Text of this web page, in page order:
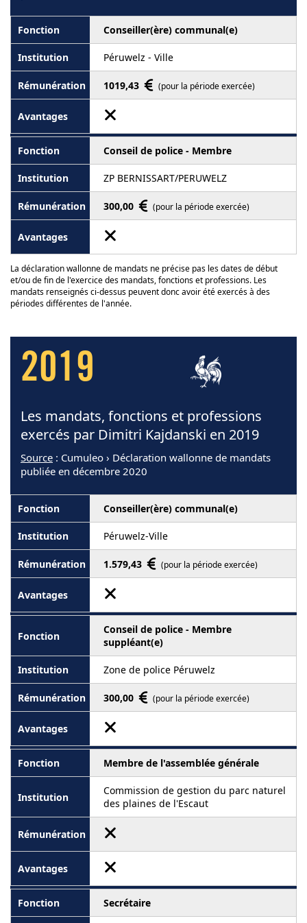
Conseiller(ère) communal(e)
Péruwelz - Ville
1019,43 (pour la période exercée)
Conseil de police - Membre
ZP BERNISSART/PERUWELZ
300,00 (pour la période exercée)
La déclaration wallonne de mandats ne précise pas les dates de début
et/ou de fin de l'exercice des mandats, fonctions et professions. Les
mandats renseignés ci-dessus peuvent donc avoir été exercés à des
périodes différentes de l'année.
2019
Les mandats, fonctions et professions
exercés par Dimitri Kajdanski en 2019
Source : Cumuleo › Déclaration wallonne de mandats
publiée en décembre 2020
Conseiller(ère) communal(e)
Péruwelz-Ville
1.579,43 (pour la période exercée)
Conseil de police - Membre
suppléant(e)
Zone de police Péruwelz
300,00 (pour la période exercée)
Membre de l'assemblée générale
Commission de gestion du parc naturel
des plaines de l'Escaut
Secrétaire